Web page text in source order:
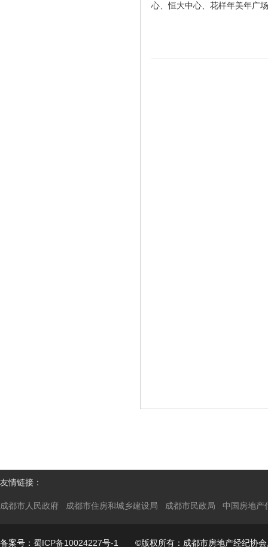
心、恒大中心、花样年美年广
友情链接：
成都市人民政府 成都市住房和城乡建设局 成都市民政局 中国房地产
备案号： 蜀ICP备10024227号-1 ©版权所有：成都市房地产经纪协